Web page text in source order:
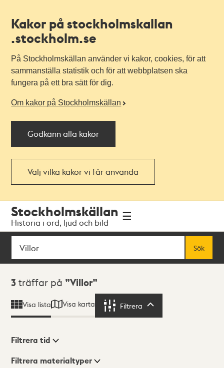
Kakor på stockholmskallan
.stockholm.se
På Stockholmskällan använder vi kakor, cookies, för att
sammanställa statistik och för att webbplatsen ska
fungera på ett bra sätt för dig.
Om kakor på Stockholmskällan
Godkänn alla kakor
Välj vilka kakor vi får använda
navigationen
huvudinnehållet
Stockholmskällan
Historia i ord, ljud och bild
Sök
Sök
Sökresultat
3 träffar på Villor
Visa lista Visa karta Filtrera
Visningsläge
Filtrera tid
Filtrera materialtyper